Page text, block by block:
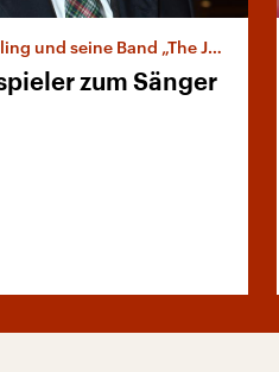
und seine Band „The Jazz Kids“
zum Sänger